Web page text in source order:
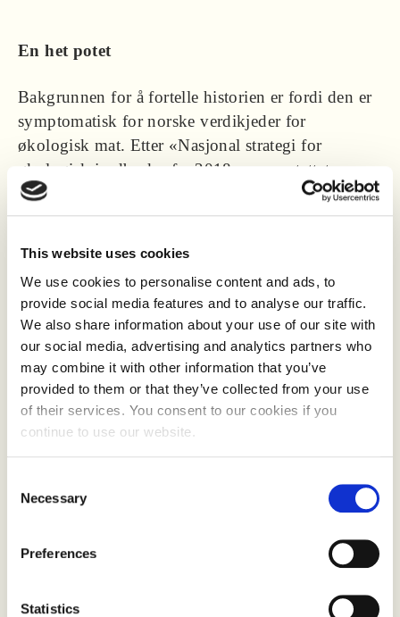
This website uses cookies
We use cookies to personalise content and ads, to
provide social media features and to analyse our traffic.
We also share information about your use of our site with
our social media, advertising and analytics partners who
may combine it with other information that you’ve
provided to them or that they’ve collected from your use
of their services. You consent to our cookies if you
continue to use our website.
Selection
Necessary
Preferences
Statistics
En het potet
Bakgrunnen for å fortelle historien er fordi den er
symptomatisk for norske verdikjeder for
økologisk mat. Etter «Nasjonal strategi for
økologisk jordbruk» fra 2018, som erstattet
tidligere strategier med måltall for økologisk
produksjon og omsetning, må «utviklingen av den
økologiske produkter». Det høres tilforlatelig ut at
markedet skal løse problemet, men i denne
historien ser vi at man trenger aktører utenom
markedet til å faktisk sy markedet sammen.
Hvorfor må det være sånn?
AgriAnalyse har fått oppdraget med å finne ut av
Matvalget, undersøke hva som er årsakene til
mat.
– Det vi ser så langt er at det er mye pris og